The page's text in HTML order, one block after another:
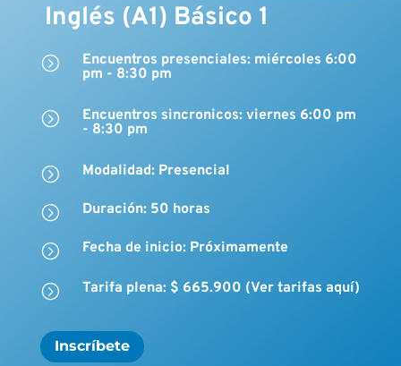
Inglés (A1) Básico 1
=
Encuentros presenciales: miércoles 6:00
pm - 8:30 pm
=
Encuentros sincronicos: viernes 6:00 pm
- 8:30 pm
= Modalidad: Presencial
= Duración: 50 horas
= Fecha de inicio: Próximamente
= Tarifa plena: $ 665.900 (Ver tarifas aquí)
Inscríbete